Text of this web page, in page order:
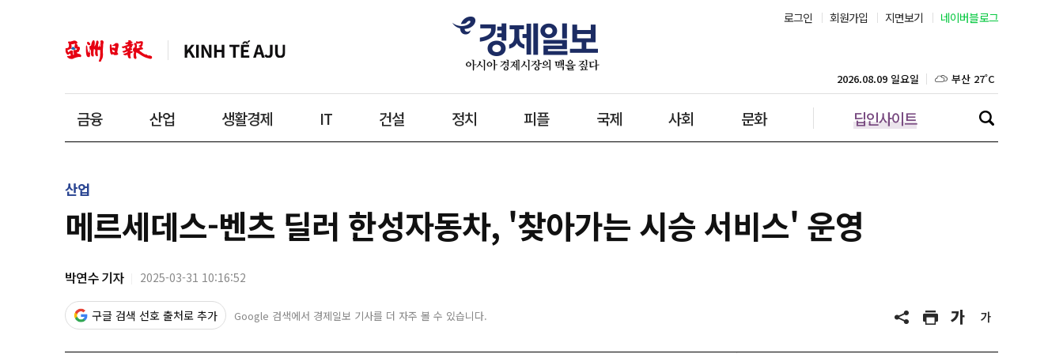
로그인 회원가입 지면보기 네이버블로그
금융 산업 생활경제 IT 건설 정치 피플 국제 사회 문화 딥인사이트
2026.08.09 일요일 대구 26˚C
인천 25˚C
제주 28˚C
산업
메르세데스-벤츠 딜러 한성자동차, '찾아가는 시승 서비스' 운영
박연수 기자 2025-03-31 10:16:52
구글 검색 선호 출처로 추가 Google 검색에서 경제일보 기사를 더 자주 볼 수 있습니다.